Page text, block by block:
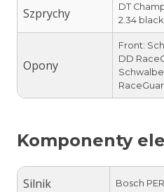
Szprychy
DT
2.34 black
Opony
Front:
DD
Komponenty
Silnik Bosch